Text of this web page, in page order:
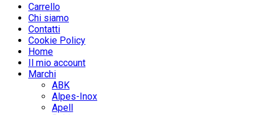
Carrello
Chi siamo
Contatti
Cookie Policy
Home
Il mio account
Marchi
ABK
Alpes-Inox
Apell